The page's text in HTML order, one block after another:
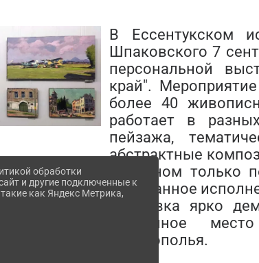
В Ессентукском
Шпаковского 7
персональной
край".
более 40
работает в
пейзажа,
абстрактные
основном только
изысканное
Выставка ярко
достойное
Ставрополья.
обработки
и другие подключенные к
как Яндекс Метрика,